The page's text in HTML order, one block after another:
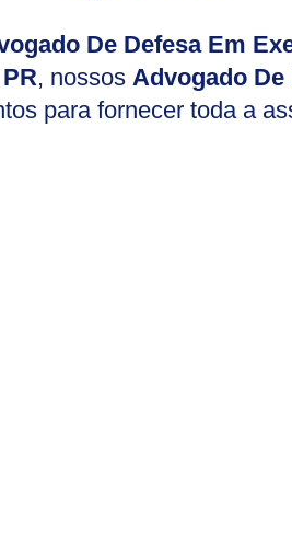
De Defesa Em
, nossos Advogado
para fornecer toda a